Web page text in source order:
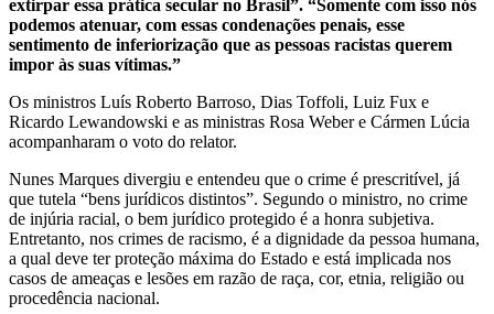
extirpar essa prática secular no Brasil”. “Somente com isso nós
podemos atenuar, com essas condenações penais, esse
sentimento de inferiorização que as pessoas racistas querem
impor às suas vítimas.”
Os ministros Luís Roberto Barroso, Dias Toffoli, Luiz Fux e
Ricardo Lewandowski e as ministras Rosa Weber e Cármen Lúcia
acompanharam o voto do relator.
Nunes Marques divergiu e entendeu que o crime é prescritível, já
que tutela “bens jurídicos distintos”. Segundo o ministro, no crime
de injúria racial, o bem jurídico protegido é a honra subjetiva.
Entretanto, nos crimes de racismo, é a dignidade da pessoa humana,
a qual deve ter proteção máxima do Estado e está implicada nos
casos de ameaças e lesões em razão de raça, cor, etnia, religião ou
procedência nacional.